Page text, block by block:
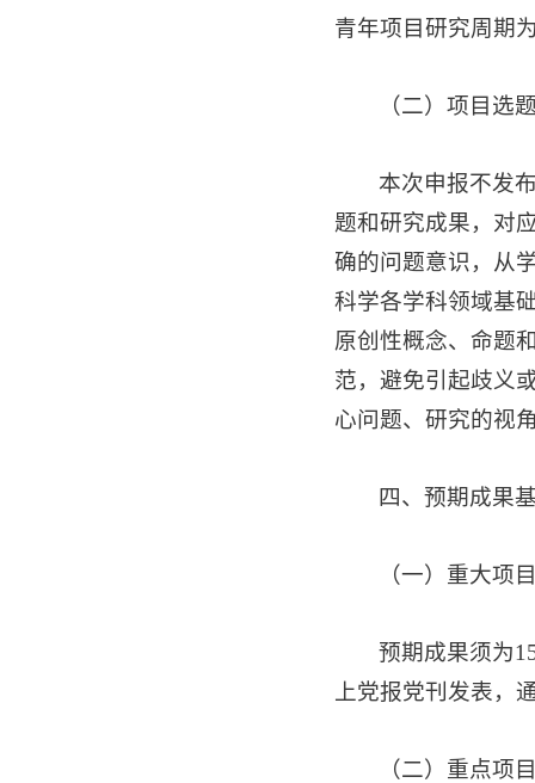
青年项目研究周期
（二）项目选
本次申报不发
题和研究成果，对
确的问题意识，从
科学各学科领域基
原创性概念、命题
范，避免引起歧义
心问题、研究的视
四、预期成果
（一）重大项
预期成果须为
上党报党刊发表，
（二）重点项